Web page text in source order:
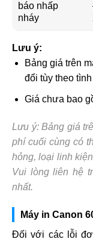
báo nhấp
nháy
Lưu ý:
Bảng giá trên
đổi tùy theo
Giá chưa bao
Lưu ý: Bảng giá
phí cuối cùng có
hỏng, loại linh
Vui lòng liên hệ
nhất.
Máy in Canon
Đối với các lỗi